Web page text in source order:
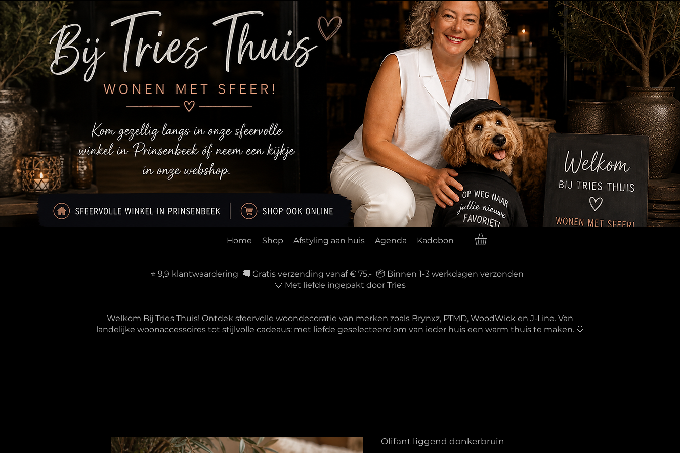
Home Shop Afstyling aan huis Agenda Kadobon
⭐ 9,9 klantwaardering 🚚 Gratis verzending vanaf € 75,- 📦 Binnen 1-3 werkdagen verzonden
🤎 Met liefde ingepakt door Tries
Welkom Bij Tries Thuis! Ontdek sfeervolle woondecoratie van merken zoals Brynxz, PTMD, WoodWick en J-Line. Van
landelijke woonaccessoires tot stijlvolle cadeaus: met liefde geselecteerd om van ieder huis een warm thuis te maken. 🤎
Olifant liggend donkerbruin